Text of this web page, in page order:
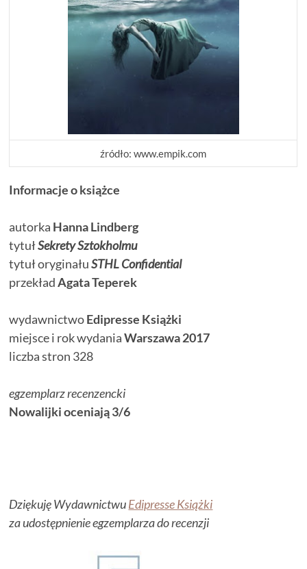
źródło: www.empik.com
Informacje o książce
autorka Hanna Lindberg
tytułSekrety Sztokholmu
tytuł oryginałuSTHL Confidential
przekładAgata Teperek
wydawnictwoEdipresse Książki
miejsce i rok wydaniaWarszawa 2017
liczba stron 328
egzemplarz recenzencki
Nowalijki oceniają 3/6
Dziękuję WydawnictwuEdipresse Książki
za udostępnienie egzemplarza do recenzji